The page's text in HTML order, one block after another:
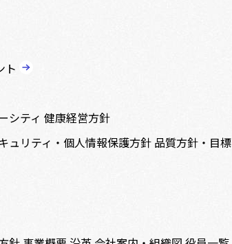
ト
シティ 健康経営方針
ュリティ・個人情報保護方針 品質方針・目標